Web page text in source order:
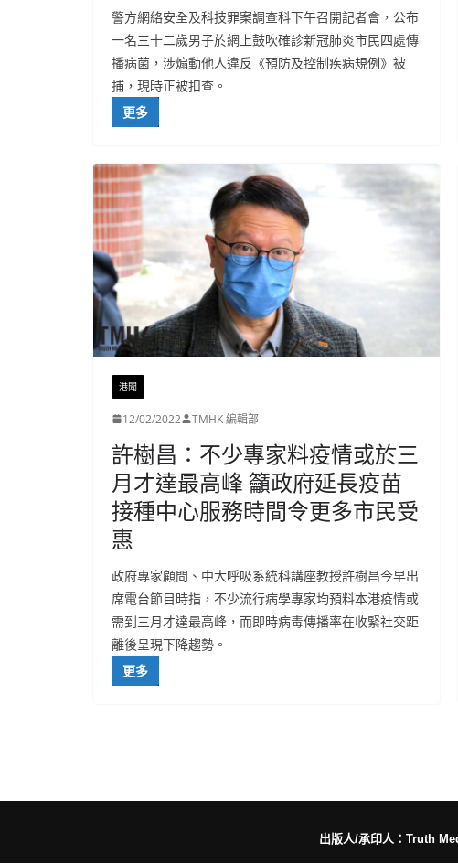
警方網絡安全及科技罪案調查科下午召開記者會，公布
一名三十二歲男子於網上鼓吹確診新冠肺炎市民四處傳
播病菌，涉煽動他人違反《預防及控制疾病規例》被
捕，現時正被扣查。
更多
港聞
12/02/2022 TMHK 編輯部
許樹昌：不少專家料疫情或於三
月才達最高峰 籲政府延長疫苗
接種中心服務時間令更多市民受
惠
政府專家顧問、中大呼吸系統科講座教授許樹昌今早出
席電台節目時指，不少流行病學專家均預料本港疫情或
需到三月才達最高峰，而即時病毒傳播率在收緊社交距
離後呈現下降趨勢。
更多
出版人/承印人：Truth